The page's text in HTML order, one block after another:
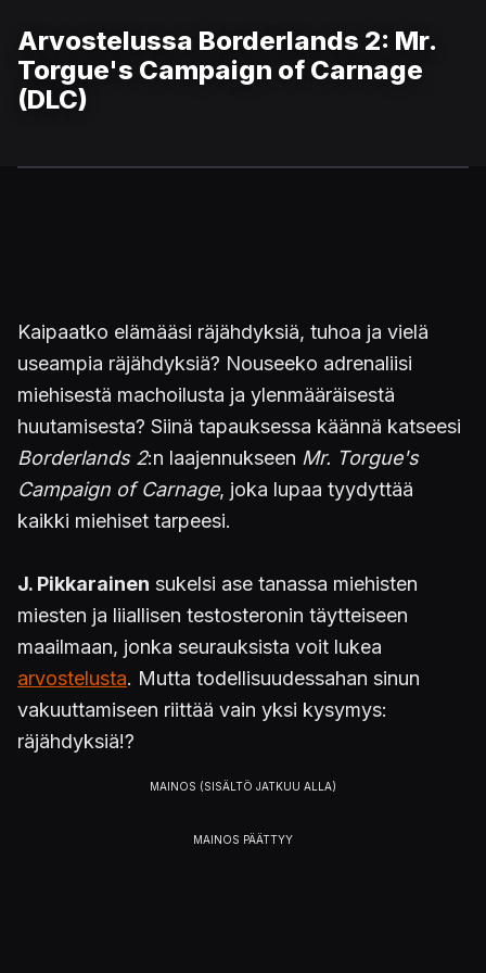
Arvostelussa Borderlands 2: Mr.
Torgue's Campaign of Carnage
(DLC)
Kaipaatko elämääsi räjähdyksiä, tuhoa ja vielä
useampia räjähdyksiä? Nouseeko adrenaliisi
miehisestä machoilusta ja ylenmääräisestä
huutamisesta? Siinä tapauksessa käännä katseesi
Borderlands 2:n laajennukseen Mr. Torgue's
Campaign of Carnage, joka lupaa tyydyttää
kaikki miehiset tarpeesi.
J. Pikkarainen sukelsi ase tanassa miehisten
miesten ja liiallisen testosteronin täytteiseen
maailmaan, jonka seurauksista voit lukea
arvostelusta. Mutta todellisuudessahan sinun
vakuuttamiseen riittää vain yksi kysymys:
räjähdyksiä!?